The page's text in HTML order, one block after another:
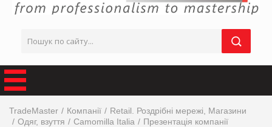
TradeMaster Компанії
Retail. Роздрібні мережі, Магазини
Одяг, взуття
Camomilla Italia Презентація компанії